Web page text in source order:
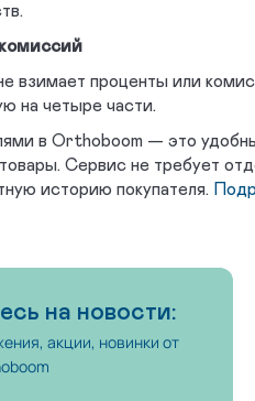
взимает проценты или
на четыре части.
в Orthoboom — это
Сервис не требует
историю покупателя.
на новости:
акции, новинки от